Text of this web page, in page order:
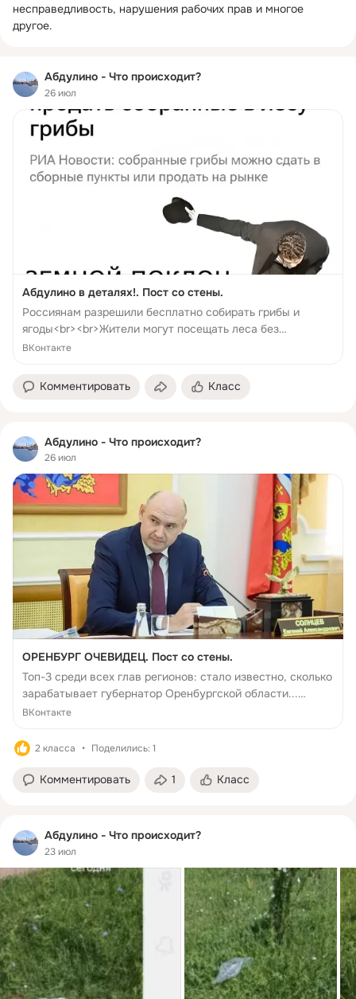
Абдулино - Что происходит?
26 июл
Абдулино в деталях!. Пост со стены.
Россиянам разрешили бесплатно собирать грибы и
ягоды<br><br>Жители могут посещать леса без
разрешени... Смотрите полностью ВКонтакте.
ВКонтакте
Комментировать Класс
Абдулино - Что происходит?
26 июл
ОРЕНБУРГ ОЧЕВИДЕЦ. Пост со стены.
Топ-3 среди всех глав регионов: стало известно, сколько
зарабатывает губернатор Оренбургской области...
Смотрите полностью ВКонтакте.
ВКонтакте
2 класса Поделились: 1
Комментировать 1 Класс
Абдулино - Что происходит?
23 июл
несправедливость, нарушения рабочих прав и многое
другое.